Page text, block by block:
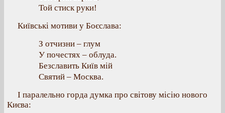
Той стиск руки!
Київські мотиви у Боєслава:
З отчизни – глум
У почестях – облуда.
Безславить Київ мій
Святий – Москва.
І паралельно горда думка про світову місію нового
Києва: